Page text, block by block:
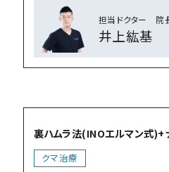
担当ドクター 院
井上紘基
裏ハムラ法(INOエルマン式)+
クマ治療